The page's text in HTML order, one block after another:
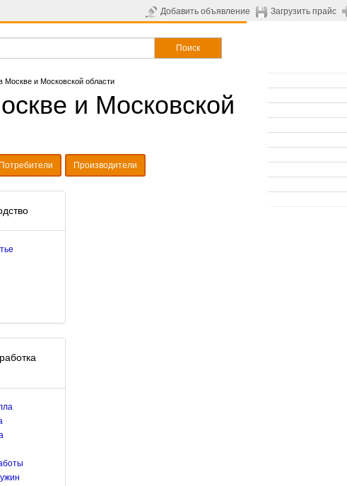
Добавить объявление Загрузить прайс
Поиск
Москве и Московской области
и Московской
Потребители Производители